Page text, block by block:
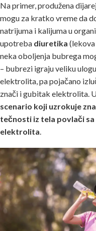
Na primer, produžena
mogu za kratko vreme da
natrijuma i kalijuma u
upotreba diuretika
neka oboljenja bubrega
– bubrezi igraju veliku
elektrolita, pa pojačano
znači i gubitak elektrolita.
scenario koji uzrokuje
tečnosti iz tela povlači
elektrolita.